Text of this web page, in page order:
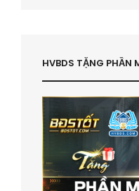
HVBDS TẶNG PHẦN